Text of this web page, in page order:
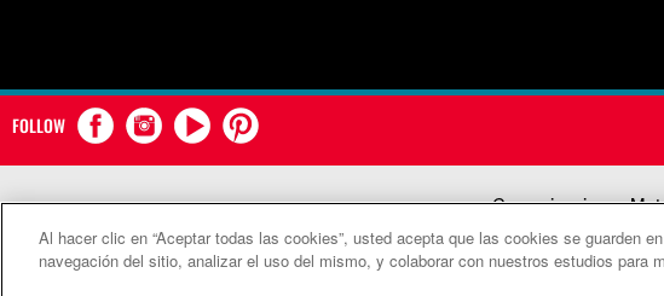
FOLLOW
Comunicaciones
©2026
Al hacer clic en “Aceptar todas las cookies”, usted acepta que las cookies se guarden
navegación del sitio, analizar el uso del mismo, y colaborar con nuestros estudios para